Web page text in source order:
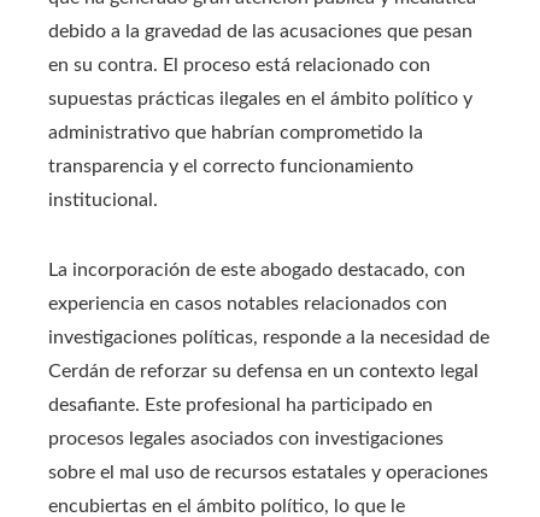
debido a la gravedad de las acusaciones que pesan
en su contra. El proceso está relacionado con
supuestas prácticas ilegales en el ámbito político y
administrativo que habrían comprometido la
transparencia y el correcto funcionamiento
institucional.
La incorporación de este abogado destacado, con
experiencia en casos notables relacionados con
investigaciones políticas, responde a la necesidad de
Cerdán de reforzar su defensa en un contexto legal
desafiante. Este profesional ha participado en
procesos legales asociados con investigaciones
sobre el mal uso de recursos estatales y operaciones
encubiertas en el ámbito político, lo que le